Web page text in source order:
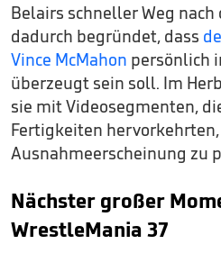
Belairs schneller Weg
dadurch begründet, dass
Vince McMahon persönlich
überzeugt sein soll. Im
sie mit Videosegmenten,
Fertigkeiten
Ausnahmeerscheinung zu
Nächster großer
WrestleMania 37